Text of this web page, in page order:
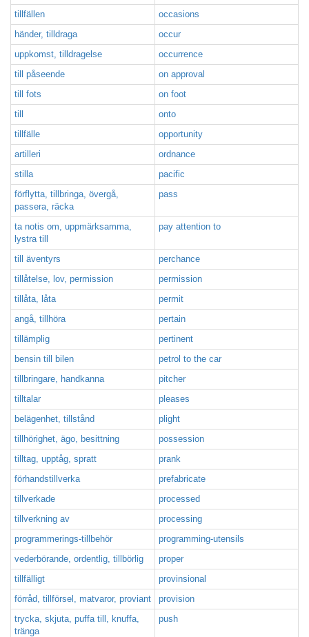
tillfällen
occasions
händer, tilldraga
occur
uppkomst, tilldragelse
occurrence
till påseende
on approval
till fots
on foot
till
onto
tillfälle
opportunity
artilleri
ordnance
stilla
pacific
förflytta, tillbringa, övergå,
passera, räcka
pass
ta notis om, uppmärksamma,
lystra till
pay attention to
till äventyrs
perchance
tillåtelse, lov, permission
permission
tillåta, låta
permit
angå, tillhöra
pertain
tillämplig
pertinent
bensin till bilen
petrol to the car
tillbringare, handkanna
pitcher
tilltalar
pleases
belägenhet, tillstånd
plight
tillhörighet, ägo, besittning
possession
tilltag, upptåg, spratt
prank
förhandstillverka
prefabricate
tillverkade
processed
tillverkning av
processing
programmerings-tillbehör
programming-utensils
vederbörande, ordentlig, tillbörlig
proper
tillfälligt
provinsional
förråd, tillförsel, matvaror, proviant
provision
trycka, skjuta, puffa till, knuffa,
tränga
push